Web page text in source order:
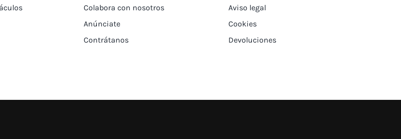
Colabora con nosotros
Anúnciate
Contrátanos
Aviso legal
Cookies
Devoluciones